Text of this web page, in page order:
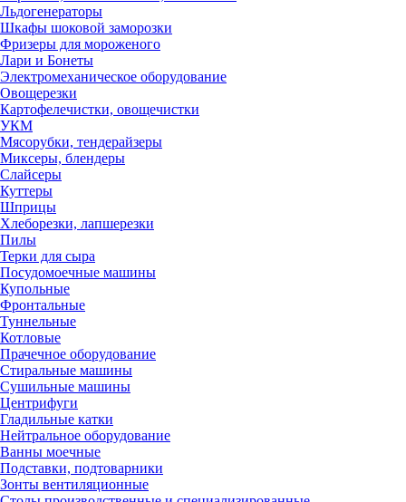
Льдогенераторы
Шкафы шоковой заморозки
Фризеры для мороженого
Лари и Бонеты
Электромеханическое оборудование
Овощерезки
Картофелечистки, овощечистки
УКМ
Мясорубки, тендерайзеры
Миксеры, блендеры
Слайсеры
Куттеры
Шприцы
Хлеборезки, лапшерезки
Пилы
Терки для сыра
Посудомоечные машины
Купольные
Фронтальные
Туннельные
Котловые
Прачечное оборудование
Стиральные машины
Сушильные машины
Центрифуги
Гладильные катки
Нейтральное оборудование
Ванны моечные
Подставки, подтоварники
Зонты вентиляционные